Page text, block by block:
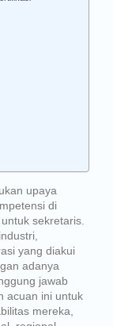
upaya
di
sekretaris.
yang diakui
adanya
jawab
acuan ini untuk
mereka,